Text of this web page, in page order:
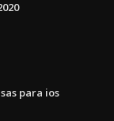
para ios